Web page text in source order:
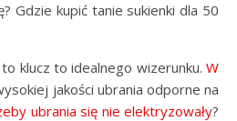
Gdzie kupić tanie sukienki dla 50
klucz to idealnego wizerunku. W
jakości ubrania odporne na
ubrania się nie elektryzowały?